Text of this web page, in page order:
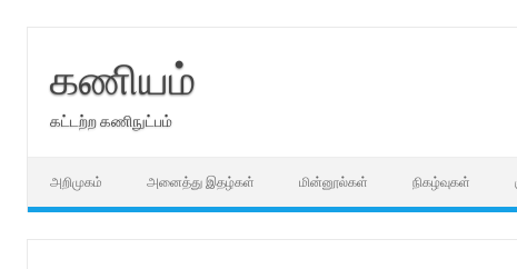
கணியம்
கட்டற்ற கணிநுட்பம்
அறிமுகம் அனைத்து இதழ்கள் மின்னூல்கள் நிகழ்வுகள்